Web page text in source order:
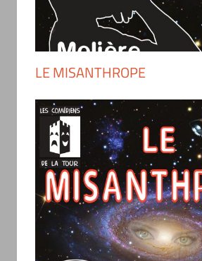
LE MISANTHROPE